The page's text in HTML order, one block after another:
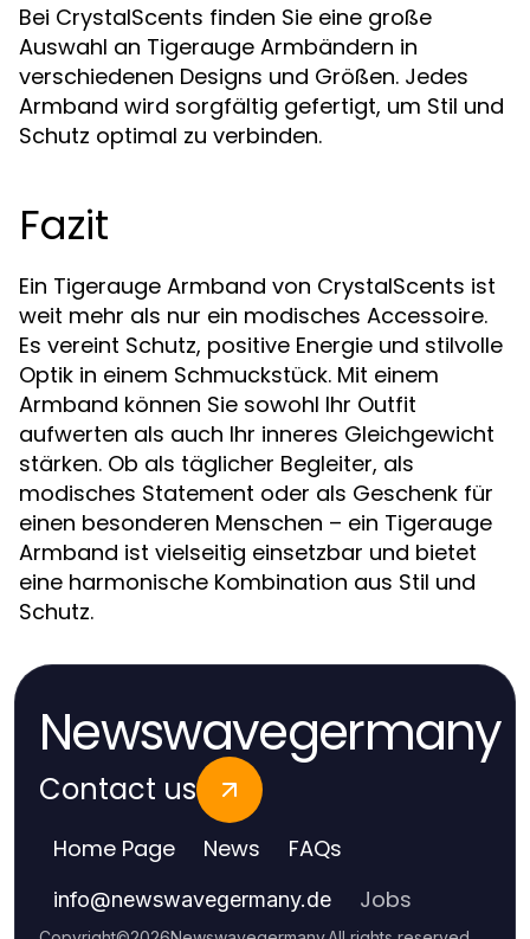
Bei CrystalScents finden Sie eine große
Auswahl an Tigerauge Armbändern in
verschiedenen Designs und Größen. Jedes
Armband wird sorgfältig gefertigt, um Stil und
Schutz optimal zu verbinden.
Fazit
Ein Tigerauge Armband von CrystalScents ist
weit mehr als nur ein modisches Accessoire.
Es vereint Schutz, positive Energie und stilvolle
Optik in einem Schmuckstück. Mit einem
Armband können Sie sowohl Ihr Outfit
aufwerten als auch Ihr inneres Gleichgewicht
stärken. Ob als täglicher Begleiter, als
modisches Statement oder als Geschenk für
einen besonderen Menschen – ein Tigerauge
Armband ist vielseitig einsetzbar und bietet
eine harmonische Kombination aus Stil und
Schutz.
Newswavegermany
Contact us
Home Page News FAQs
info@newswavegermany.de Jobs